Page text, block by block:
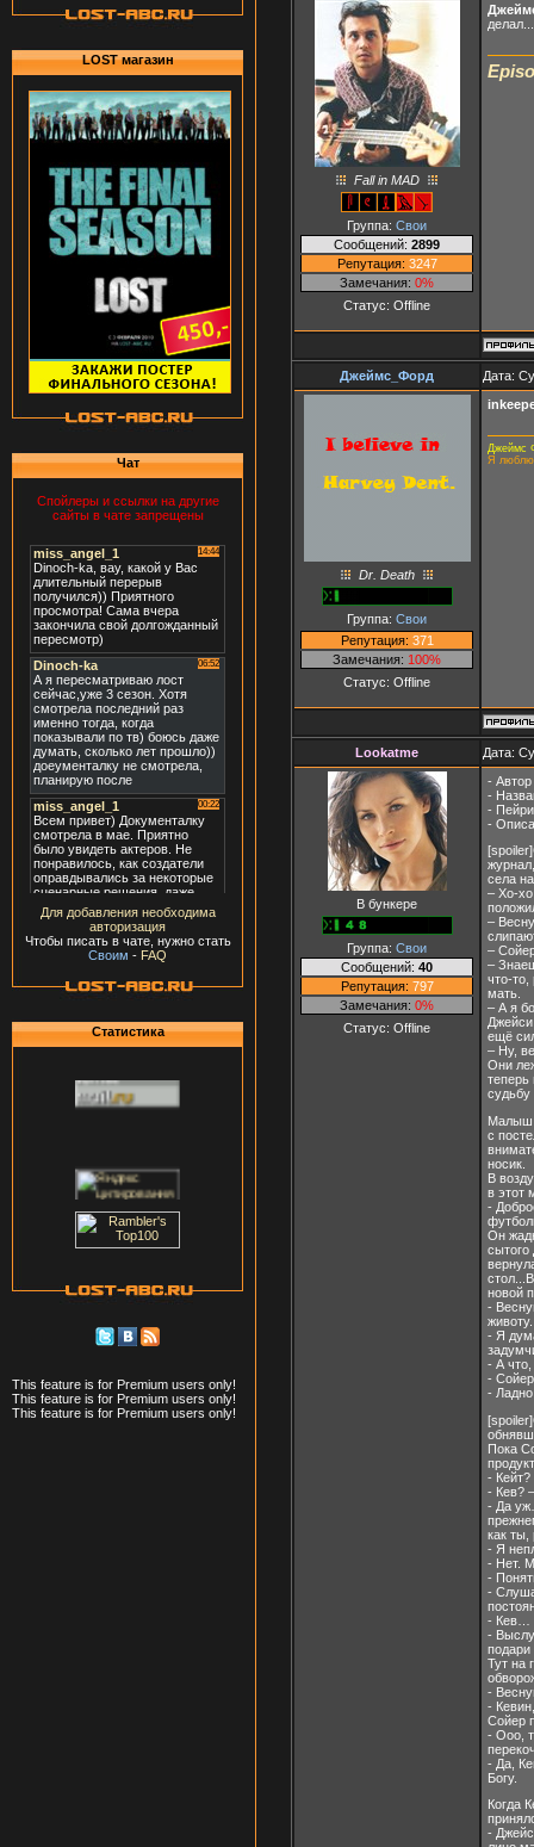
LOST магазин
Чат
Спойлеры и ссылки на другие
сайты в чате запрещены
Для добавления необходима
авторизация
Чтобы писать в чате, нужно стать
Своим - FAQ
Статистика
This feature is for Premium users only!
This feature is for Premium users only!
This feature is for Premium users only!
Fall in MAD
Группа: Свои
Сообщений: 2899
Репутация: 3247
Замечания: 0%
Статус: Offline
делал...
Джеймс_Форд Дата:
Dr. Death
Группа: Свои
Репутация: 371
Замечания: 100%
Статус: Offline
Джеймс
Я люблю
Lookatme Дата:
В бункере
Группа: Свои
Сообщений: 40
Репутация: 797
Замечания: 0%
Статус: Offline
-
-
-
-
села
– Хо-
–
–
–
что-то,
мать.
– А я
ещё
– Ну,
Они
теперь
судьбу
Малыш
с
носик.
В
в этот
-
Он
сытого
новой
-
животу.
- Я
- А
-
-
Пока
- Кейт?
- Кев?
- Да
как ты,
- Я
- Нет.
-
-
- Кев…
-
Тут на
-
-
Сойер
- Ооо,
- Да,
Богу.
Когда
-